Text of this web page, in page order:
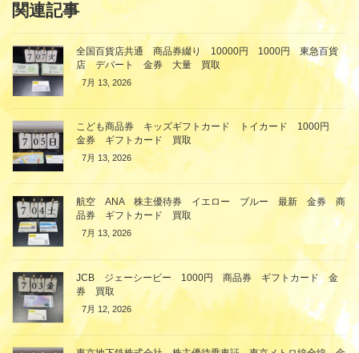
関連記事
全国百貨店共通 商品券綴り 10000円 1000円 東急百貨
店 デパート 金券 大量 買取
7月 13, 2026
こども商品券 キッズギフトカード トイカード 1000円
金券 ギフトカード 買取
7月 13, 2026
航空 ANA 株主優待券 イエロー ブルー 最新 金券 商
品券 ギフトカード 買取
7月 13, 2026
JCB ジェーシービー 1000円 商品券 ギフトカード 金
券 買取
7月 12, 2026